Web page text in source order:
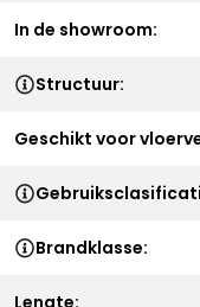
In de showroom:
Structuur:
Geschikt voor
Brandklasse:
Lengte: